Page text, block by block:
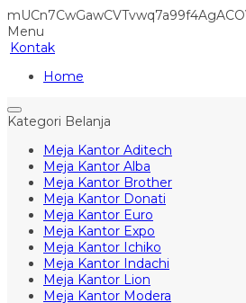
Menu
Kontak
Home
Kategori Belanja
Meja Kantor Aditech
Meja Kantor Alba
Meja Kantor Brother
Meja Kantor Donati
Meja Kantor Euro
Meja Kantor Expo
Meja Kantor Ichiko
Meja Kantor Indachi
Meja Kantor Lion
Meja Kantor Modera